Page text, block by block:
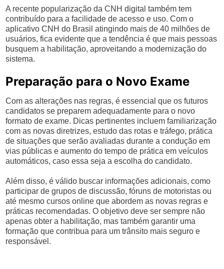
A recente popularização da CNH digital também tem
contribuído para a facilidade de acesso e uso. Com o
aplicativo CNH do Brasil atingindo mais de 40 milhões de
usuários, fica evidente que a tendência é que mais pessoas
busquem a habilitação, aproveitando a modernização do
sistema.
Preparação para o Novo Exame
Com as alterações nas regras, é essencial que os futuros
candidatos se preparem adequadamente para o novo
formato de exame. Dicas pertinentes incluem familiarização
com as novas diretrizes, estudo das rotas e tráfego, prática
de situações que serão avaliadas durante a condução em
vias públicas e aumento do tempo de prática em veículos
automáticos, caso essa seja a escolha do candidato.
Além disso, é válido buscar informações adicionais, como
participar de grupos de discussão, fóruns de motoristas ou
até mesmo cursos online que abordem as novas regras e
práticas recomendadas. O objetivo deve ser sempre não
apenas obter a habilitação, mas também garantir uma
formação que contribua para um trânsito mais seguro e
responsável.